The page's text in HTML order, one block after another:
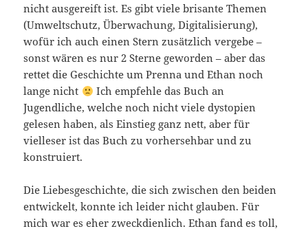
nicht ausgereift ist. Es gibt viele brisante Themen
(Umweltschutz, Überwachung, Digitalisierung),
wofür ich auch einen Stern zusätzlich vergebe –
sonst wären es nur 2 Sterne geworden – aber das
rettet die Geschichte um Prenna und Ethan noch
lange nicht
Ich empfehle das Buch an
Jugendliche, welche noch nicht viele dystopien
gelesen haben, als Einstieg ganz nett, aber für
vielleser ist das Buch zu vorhersehbar und zu
konstruiert.
Die Liebesgeschichte, die sich zwischen den beiden
entwickelt, konnte ich leider nicht glauben. Für
mich war es eher zweckdienlich. Ethan fand es toll,